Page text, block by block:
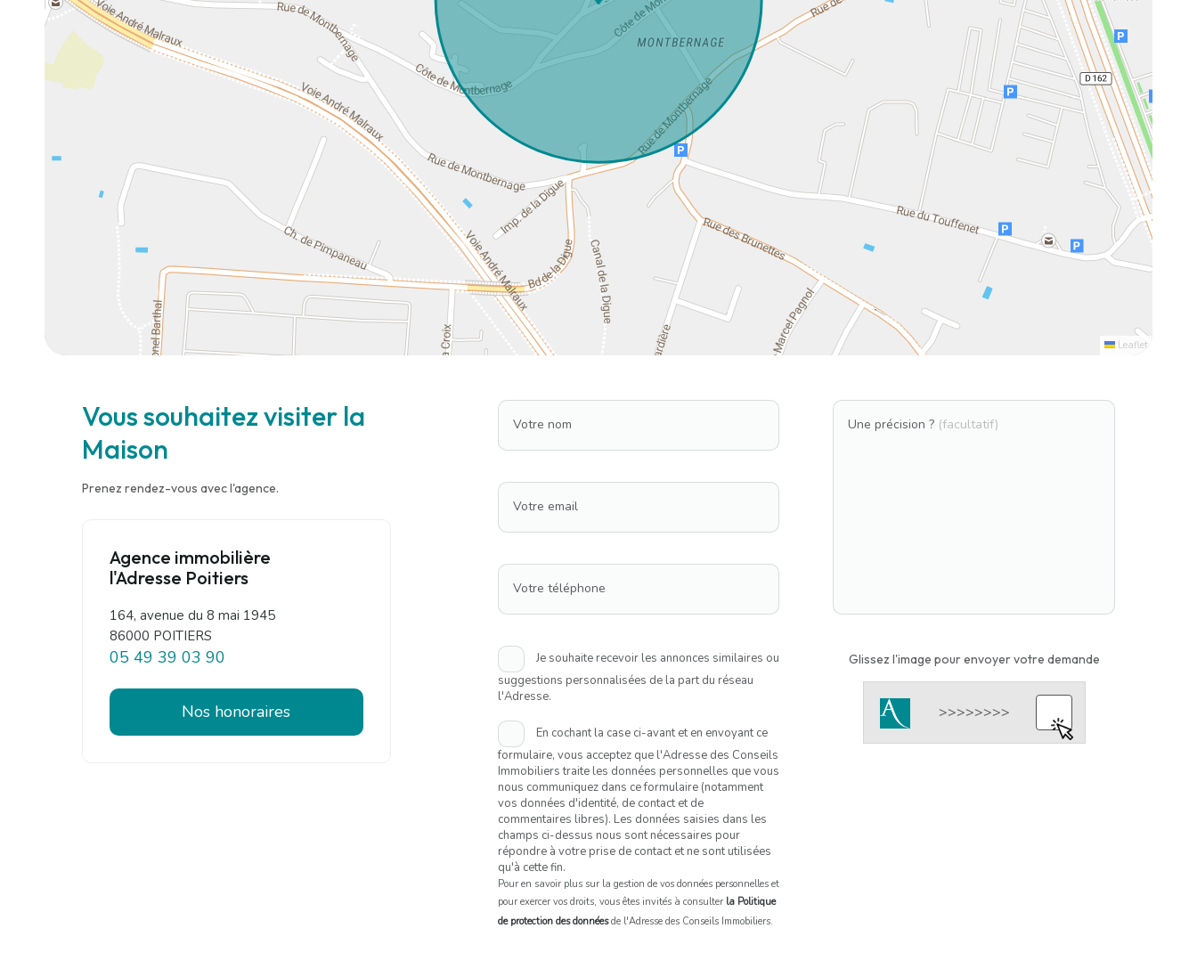
Leaflet
Vous souhaitez visiter la
Maison
Prenez rendez-vous avec l'agence.
Agence immobilière
l'Adresse Poitiers
164, avenue du 8 mai 1945
86000 POITIERS
05 49 39 03 90
Nos honoraires
Votre nom
Votre email
Votre téléphone
Je souhaite recevoir les annonces similaires ou
suggestions personnalisées de la part du réseau
l'Adresse.
En cochant la case ci-avant et en envoyant ce
formulaire, vous acceptez que l'Adresse des Conseils
Immobiliers traite les données personnelles que vous
nous communiquez dans ce formulaire (notamment
vos données d'identité, de contact et de
commentaires libres). Les données saisies dans les
champs ci-dessus nous sont nécessaires pour
répondre à votre prise de contact et ne sont utilisées
qu'à cette fin.
Pour en savoir plus sur la gestion de vos données personnelles et
pour exercer vos droits, vous êtes invités à consulter la Politique
de protection des donnéesde l'Adresse des Conseils Immobiliers.
Une précision ? (facultatif)
Glissez l'image pour envoyer votre demande